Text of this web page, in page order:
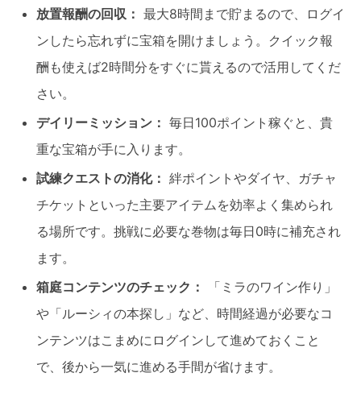
放置報酬の回収： 最大8時間まで貯まるので、ログイ
ンしたら忘れずに宝箱を開けましょう。クイック報
酬も使えば2時間分をすぐに貰えるので活用してくだ
さい。
デイリーミッション： 毎日100ポイント稼ぐと、貴
重な宝箱が手に入ります。
試練クエストの消化： 絆ポイントやダイヤ、ガチャ
チケットといった主要アイテムを効率よく集められ
る場所です。挑戦に必要な巻物は毎日0時に補充され
ます。
箱庭コンテンツのチェック：
「ミラのワイン作り」
や「ルーシィの本探し」など、時間経過が必要なコ
ンテンツはこまめにログインして進めておくこと
で、後から一気に進める手間が省けます。